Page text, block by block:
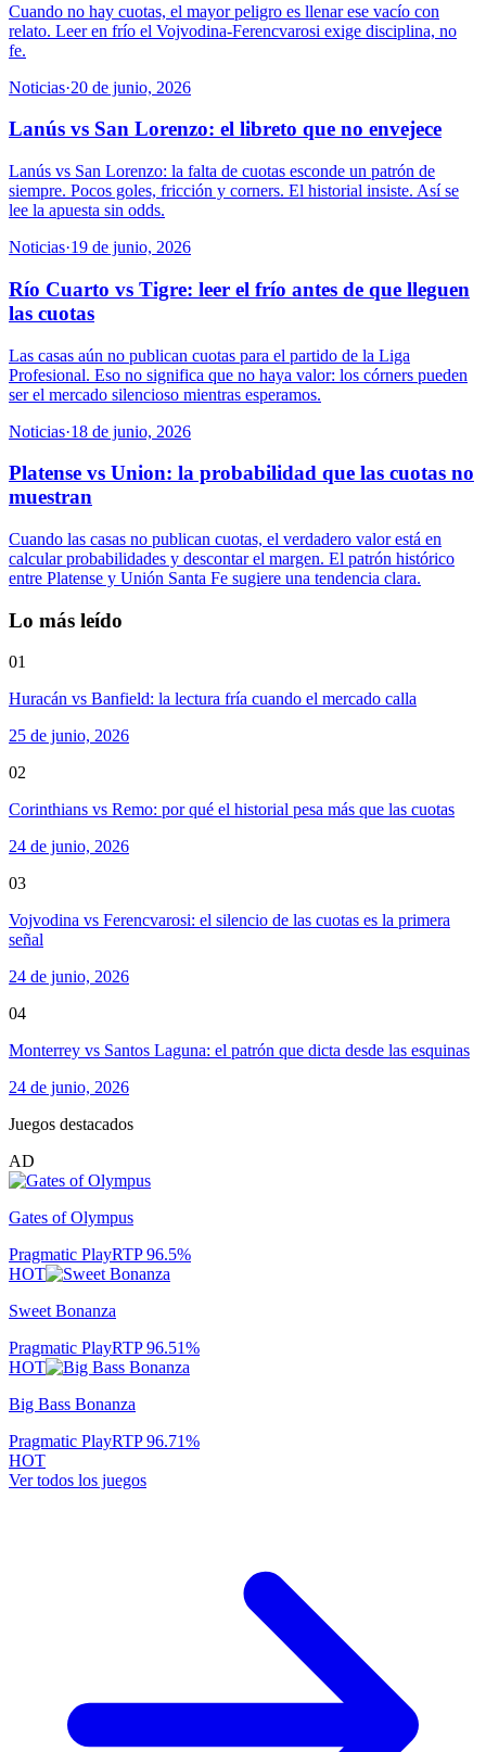
Cuando no hay cuotas, el mayor peligro es llenar ese vacío con
relato. Leer en frío el Vojvodina-Ferencvarosi exige disciplina, no
fe.
Noticias·20 de junio, 2026
Lanús vs San Lorenzo: el libreto que no envejece
Lanús vs San Lorenzo: la falta de cuotas esconde un patrón de
siempre. Pocos goles, fricción y corners. El historial insiste. Así se
lee la apuesta sin odds.
Noticias·19 de junio, 2026
Río Cuarto vs Tigre: leer el frío antes de que lleguen
las cuotas
Las casas aún no publican cuotas para el partido de la Liga
Profesional. Eso no significa que no haya valor: los córners pueden
ser el mercado silencioso mientras esperamos.
Noticias·18 de junio, 2026
Platense vs Union: la probabilidad que las cuotas no
muestran
Cuando las casas no publican cuotas, el verdadero valor está en
calcular probabilidades y descontar el margen. El patrón histórico
entre Platense y Unión Santa Fe sugiere una tendencia clara.
Lo más leído
01
Huracán vs Banfield: la lectura fría cuando el mercado calla
25 de junio, 2026
02
Corinthians vs Remo: por qué el historial pesa más que las cuotas
24 de junio, 2026
03
Vojvodina vs Ferencvarosi: el silencio de las cuotas es la primera
señal
24 de junio, 2026
04
Monterrey vs Santos Laguna: el patrón que dicta desde las esquinas
24 de junio, 2026
Juegos destacados
AD
Gates of Olympus
Pragmatic PlayRTP96.5%
HOT
Sweet Bonanza
Pragmatic PlayRTP96.51%
HOT
Big Bass Bonanza
Pragmatic PlayRTP96.71%
HOT
Ver todos los juegos